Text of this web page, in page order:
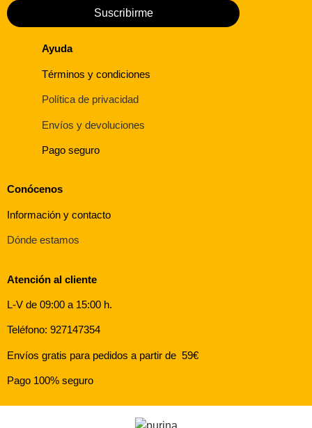
Suscribirme
Ayuda
Términos y condiciones
Política de privacidad
Envíos y devoluciones
Pago seguro
Conócenos
Información y contacto
Dónde estamos
Atención al cliente
L-V de 09:00 a 15:00 h.
Teléfono: 927147354
Envíos gratis para pedidos a partir de 59€
Pago 100% seguro